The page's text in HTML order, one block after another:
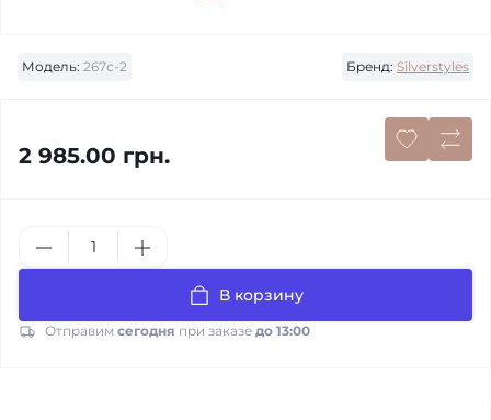
Модель: 267с-2 Бренд: Silverstyles
2 985.00 грн.
В корзину
Отправим сегодня при заказе до 13:00